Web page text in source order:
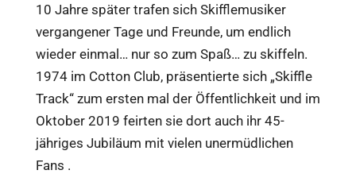
10 Jahre später trafen sich Skifflemusiker
vergangener Tage und Freunde, um endlich
wieder einmal… nur so zum Spaß… zu skiffeln.
1974 im Cotton Club, präsentierte sich „Skiffle
Track“ zum ersten mal der Öffentlichkeit und im
Oktober 2019 feirten sie dort auch ihr 45-
jähriges Jubiläum mit vielen unermüdlichen
Fans .